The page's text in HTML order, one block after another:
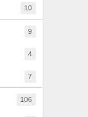
10
9
4
7
106